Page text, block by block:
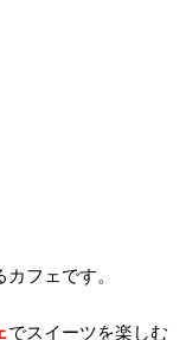
フェです。
でスイーツを楽しむ